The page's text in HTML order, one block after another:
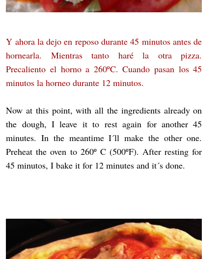
Y ahora la dejo en reposo durante 45 minutos antes de
hornearla. Mientras tanto haré la otra pizza.
Precaliento el horno a 260ºC. Cuando pasan los 45
minutos la horneo durante 12 minutos.
Now at this point, with all the ingredients already on
the dough, I leave it to rest again for another 45
minutes. In the meantime I´ll make the other one.
Preheat the oven to 260º C (500ºF). After resting for
45 minutos, I bake it for 12 minutes and it´s done.